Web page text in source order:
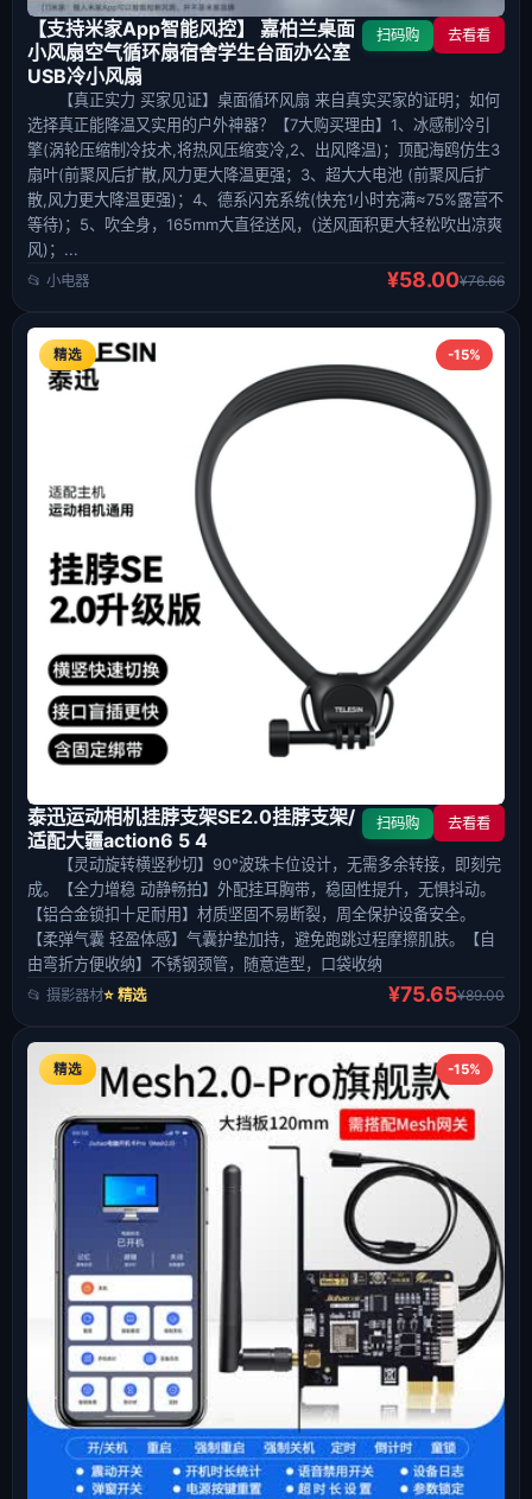
【支持米家App智能风控】 嘉柏兰桌面
小风扇空气循环扇宿舍学生台面办公室
USB冷小风扇
扫码购 去看看
【真正实力 买家见证】桌面循环风扇 来自真实买家的证明；如何
选择真正能降温又实用的户外神器？【7大购买理由】1、冰感制冷引
擎(涡轮压缩制冷技术,将热风压缩变冷,2、出风降温)；顶配海鸥仿生3
扇叶(前聚风后扩散,风力更大降温更强；3、超大大电池 (前聚风后扩
散,风力更大降温更强)；4、德系闪充系统(快充1小时充满≈75%露营不
等待)；5、吹全身，165mm大直径送风，(送风面积更大轻松吹出凉爽
风)；...
📂 小电器 ¥58.00¥76.66
-15%
精选
泰迅运动相机挂脖支架SE2.0挂脖支架/
适配大疆action6 5 4
扫码购 去看看
【灵动旋转横竖秒切】90°波珠卡位设计，无需多余转接，即刻完
成。【全力增稳 动静畅拍】外配挂耳胸带，稳固性提升，无惧抖动。
【铝合金锁扣十足耐用】材质坚固不易断裂，周全保护设备安全。
【柔弹气囊 轻盈体感】气囊护垫加持，避免跑跳过程摩擦肌肤。【自
由弯折方便收纳】不锈钢颈管，随意造型，口袋收纳
📂 摄影器材⭐ 精选 ¥75.65¥89.00
-15%
精选